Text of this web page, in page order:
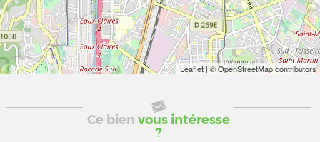
Leaflet| © OpenStreetMap contributors
Ce bien vous intéresse
?